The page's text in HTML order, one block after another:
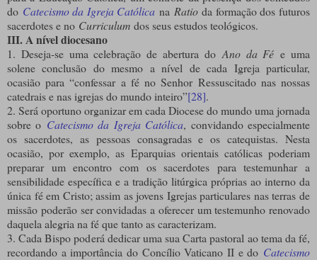
do Catecismo da Igreja Católica na Ratioda formação dos futuros
sacerdotes e no Curriculum dos seus estudos teológicos.
III. A nível diocesano
1. Deseja-se uma celebração de abertura do Ano da Fé e uma
solene conclusão do mesmo a nível de cada Igreja particular,
ocasião para “confessar a fé no Senhor Ressuscitado nas nossas
catedrais e nas igrejas do mundo inteiro”[28].
2. Será oportuno organizar em cada Diocese do mundo uma jornada
sobre o Catecismo da Igreja Católica, convidando especialmente
os sacerdotes, as pessoas consagradas e os catequistas. Nesta
ocasião, por exemplo, as Eparquias orientais católicas poderiam
preparar um encontro com os sacerdotes para testemunhar a
sensibilidade específica e a tradição litúrgica próprias ao interno da
única fé em Cristo; assim as jovens Igrejas particulares nas terras de
missão poderão ser convidadas a oferecer um testemunho renovado
daquela alegria na fé que tanto as caracterizam.
3. Cada Bispo poderá dedicar uma sua Carta pastoral ao tema da fé,
recordando a importância do Concílio Vaticano II e do Catecismo